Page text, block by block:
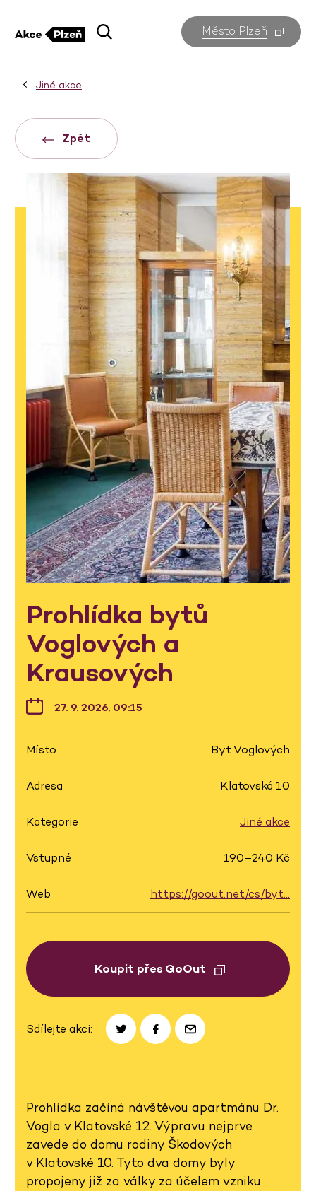
Město Plzeň
Jiné akce
Zpět
Prohlídka bytů
Voglových a
Krausových
27. 9. 2026, 09:15
Místo Byt Voglových
Adresa Klatovská 10
Kategorie Jiné akce
Vstupné 190–240 Kč
Web https://goout.net/cs/byt…
Koupit přes GoOut
Sdílejte akci:
Prohlídka začíná návštěvou apartmánu Dr.
Vogla v Klatovské 12. Výpravu nejprve
zavede do domu rodiny Škodových
v Klatovské 10. Tyto dva domy byly
propojeny již za války za účelem vzniku